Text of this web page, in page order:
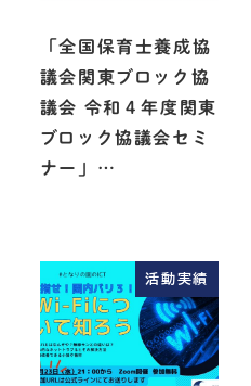
「全国保育士養成協
議会関東ブロック協
議会 令和４年度関東
ブロック協議会セミ
ナー」…
活動実績